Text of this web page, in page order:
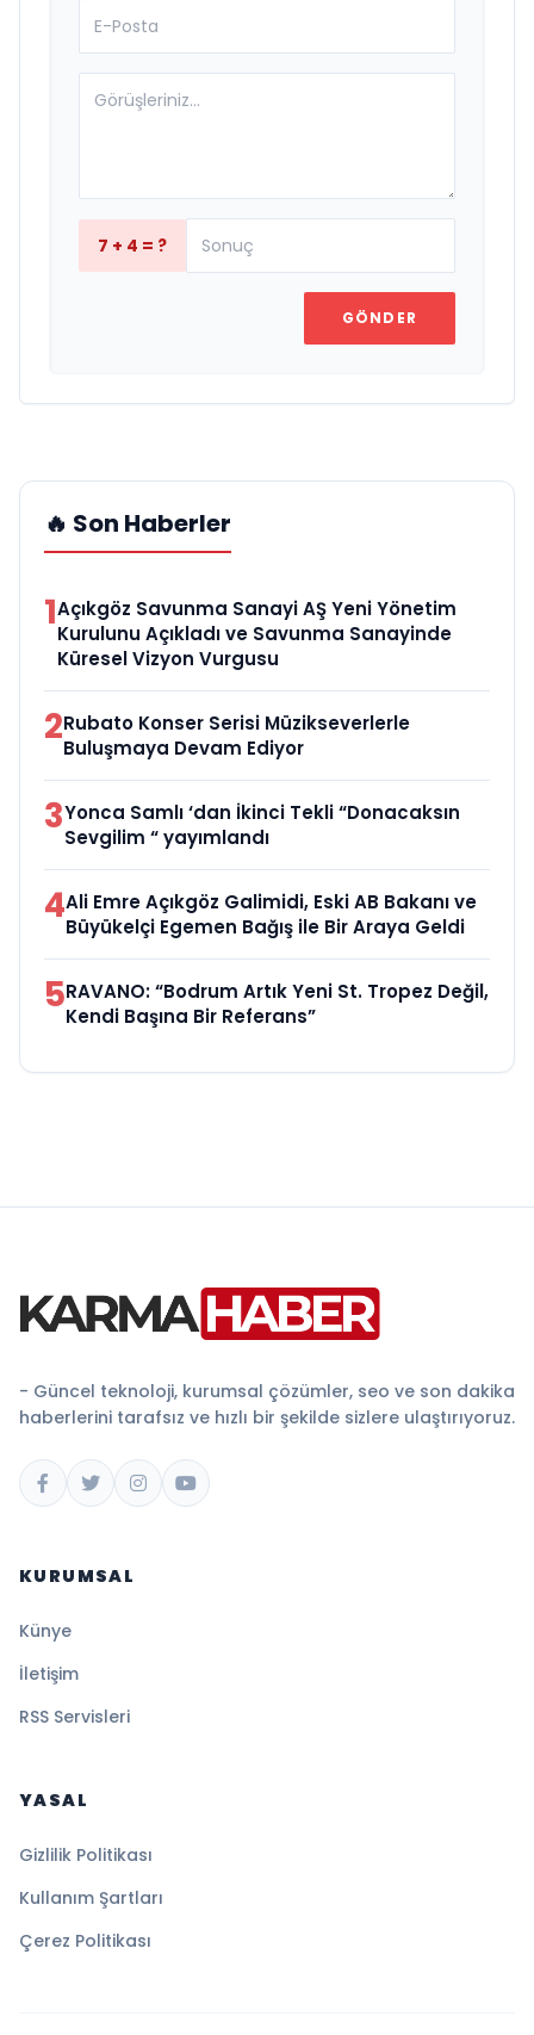
7 + 4 = ?
GÖNDER
🔥 Son Haberler
1Açıkgöz Savunma Sanayi AŞ Yeni Yönetim
Kurulunu Açıkladı ve Savunma Sanayinde
Küresel Vizyon Vurgusu
2Rubato Konser Serisi Müzikseverlerle
Buluşmaya Devam Ediyor
3Yonca Samlı ‘dan İkinci Tekli “Donacaksın
Sevgilim “ yayımlandı
4Ali Emre Açıkgöz Galimidi, Eski AB Bakanı ve
Büyükelçi Egemen Bağış ile Bir Araya Geldi
5RAVANO: “Bodrum Artık Yeni St. Tropez Değil,
Kendi Başına Bir Referans”
- Güncel teknoloji, kurumsal çözümler, seo ve son dakika
haberlerini tarafsız ve hızlı bir şekilde sizlere ulaştırıyoruz.
KURUMSAL
Künye
İletişim
RSS Servisleri
YASAL
Gizlilik Politikası
Kullanım Şartları
Çerez Politikası